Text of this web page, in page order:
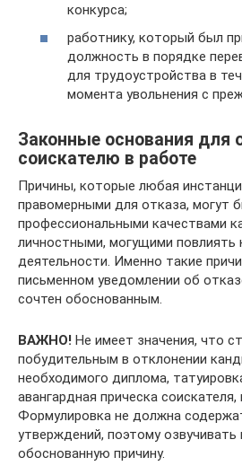
конкурса;
работнику, который был
должность в порядке
для трудоустройства в
момента увольнения с
Законные основания для
соискателю в работе
Причины, которые любая
правомерными для отказа, могут
профессиональными качествами
личностными, могущими повлиять
деятельности. Именно такие
письменном уведомлении об
сочтен обоснованным.
ВАЖНО! Не имеет значения, что
побудительным в отклонении
необходимого диплома,
авангардная прическа
Формулировка не должна
утверждений, поэтому
обоснованную причину.